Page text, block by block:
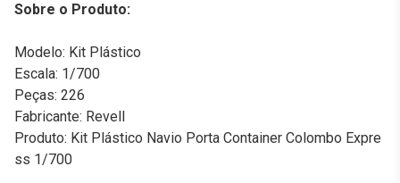
Sobre o Produto:
Modelo: Kit Plástico
Escala: 1/700
Peças: 226
Fabricante: Revell
Produto: Kit Plástico Navio Porta Container Colombo Expre
ss 1/700